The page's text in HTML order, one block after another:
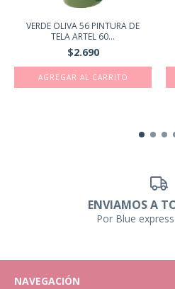
VERDE OLIVA 56 PINTURA DE
TELA ARTEL 60...
$2.690
ENVIAMOS A
Por Blue
NAVEGACIÓN